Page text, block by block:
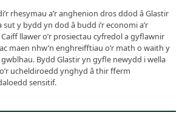
rhesymau a’r anghenion dros ddod â Glastir
sut y bydd yn dod â budd i’r economi a’r
llawer o’r prosiectau cyfredol a gyflawnir
maen nhw’n enghreifftiau o’r math o waith y
gwblhau. Bydd Glastir yn gyfle newydd i wella
ucheldiroedd ynghyd â thir fferm
sensitif.